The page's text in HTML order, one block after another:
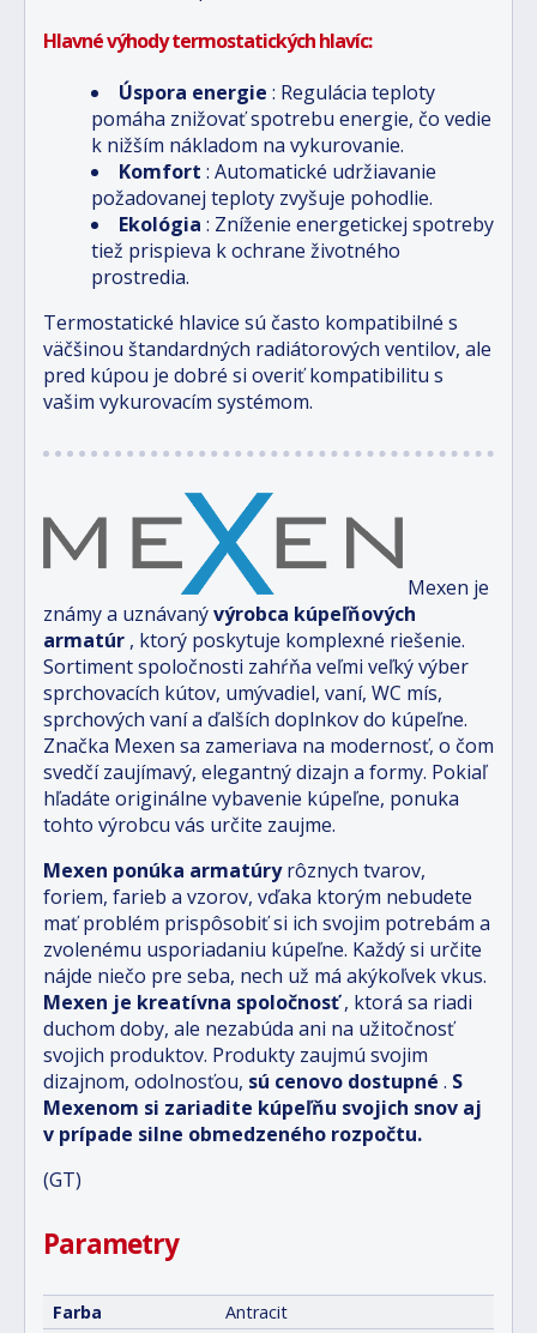
Hlavné výhody termostatických hlavíc:
Úspora energie : Regulácia teploty
pomáha znižovať spotrebu energie, čo vedie
k nižším nákladom na vykurovanie.
Komfort : Automatické udržiavanie
požadovanej teploty zvyšuje pohodlie.
Ekológia : Zníženie energetickej spotreby
tiež prispieva k ochrane životného
prostredia.
Termostatické hlavice sú často kompatibilné s
väčšinou štandardných radiátorových ventilov, ale
pred kúpou je dobré si overiť kompatibilitu s
vašim vykurovacím systémom.
Mexen je
známy a uznávanývýrobca kúpeľňových
armatúr , ktorý poskytuje komplexné riešenie.
Sortiment spoločnosti zahŕňa veľmi veľký výber
sprchovacích kútov, umývadiel, vaní, WC mís,
sprchových vaní a ďalších doplnkov do kúpeľne.
Značka Mexen sa zameriava na modernosť, o čom
svedčí zaujímavý, elegantný dizajn a formy. Pokiaľ
hľadáte originálne vybavenie kúpeľne, ponuka
tohto výrobcu vás určite zaujme.
Mexen ponúka armatúry rôznych tvarov,
foriem, farieb a vzorov, vďaka ktorým nebudete
mať problém prispôsobiť si ich svojim potrebám a
zvolenému usporiadaniu kúpeľne. Každý si určite
nájde niečo pre seba, nech už má akýkoľvek vkus.
Mexen je kreatívna spoločnosť, ktorá sa riadi
duchom doby, ale nezabúda ani na užitočnosť
svojich produktov. Produkty zaujmú svojim
dizajnom, odolnosťou, sú cenovo dostupné . S
Mexenom si zariadite kúpeľňu svojich snov aj
v prípade silne obmedzeného rozpočtu.
(GT)
Parametry
Farba
Antracit